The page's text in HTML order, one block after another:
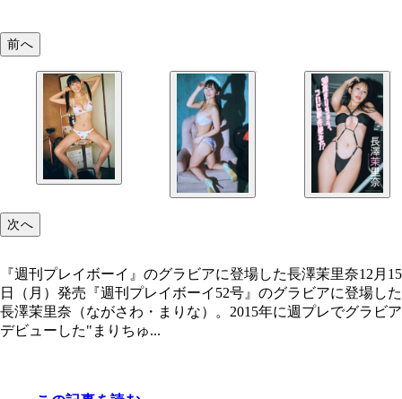
前へ
次へ
『週刊プレイボーイ』のグラビアに登場した長澤茉里奈12月15
日（月）発売『週刊プレイボーイ52号』のグラビアに登場した
長澤茉里奈（ながさわ・まりな）。2015年に週プレでグラビア
デビューした"まりちゅ...